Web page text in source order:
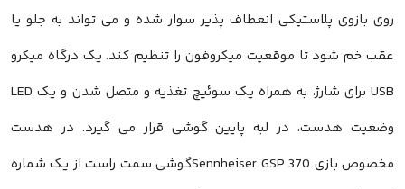
روی بازوی پلاستیکی انعطاف پذیر سوار شده و می تواند به جلو یا
عقب خم شود تا موقعیت میکروفون را تنظیم کند. یک درگاه میکرو
USB برای شارژ، به همراه یک سوئیچ تغذیه و متصل شدن و یک LED
وضعیت هدست، در لبه پایین گوشی قرار می گیرد. در هدست
مخصوص بازی Sennheiser GSP 370گوشی سمت راست از یک شماره